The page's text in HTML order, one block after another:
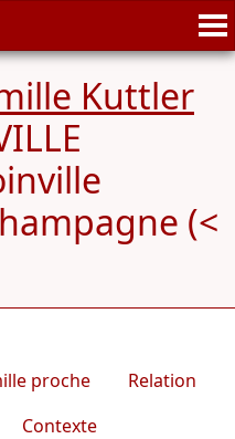
Kuttler
(<
proche
Relation
Contexte